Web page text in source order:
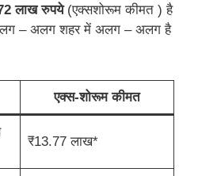
लाख रुपये(एक्सशोरूम कीमत ) है
– अलग शहर में अलग – अलग है
एक्स-शोरूम कीमत
₹13.77 लाख*